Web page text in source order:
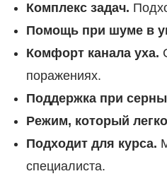
Комплекс задач.
Помощь при шуме в
Комфорт канала уха.
поражениях.
Поддержка при
Режим, который
Подходит для курса.
специалиста.